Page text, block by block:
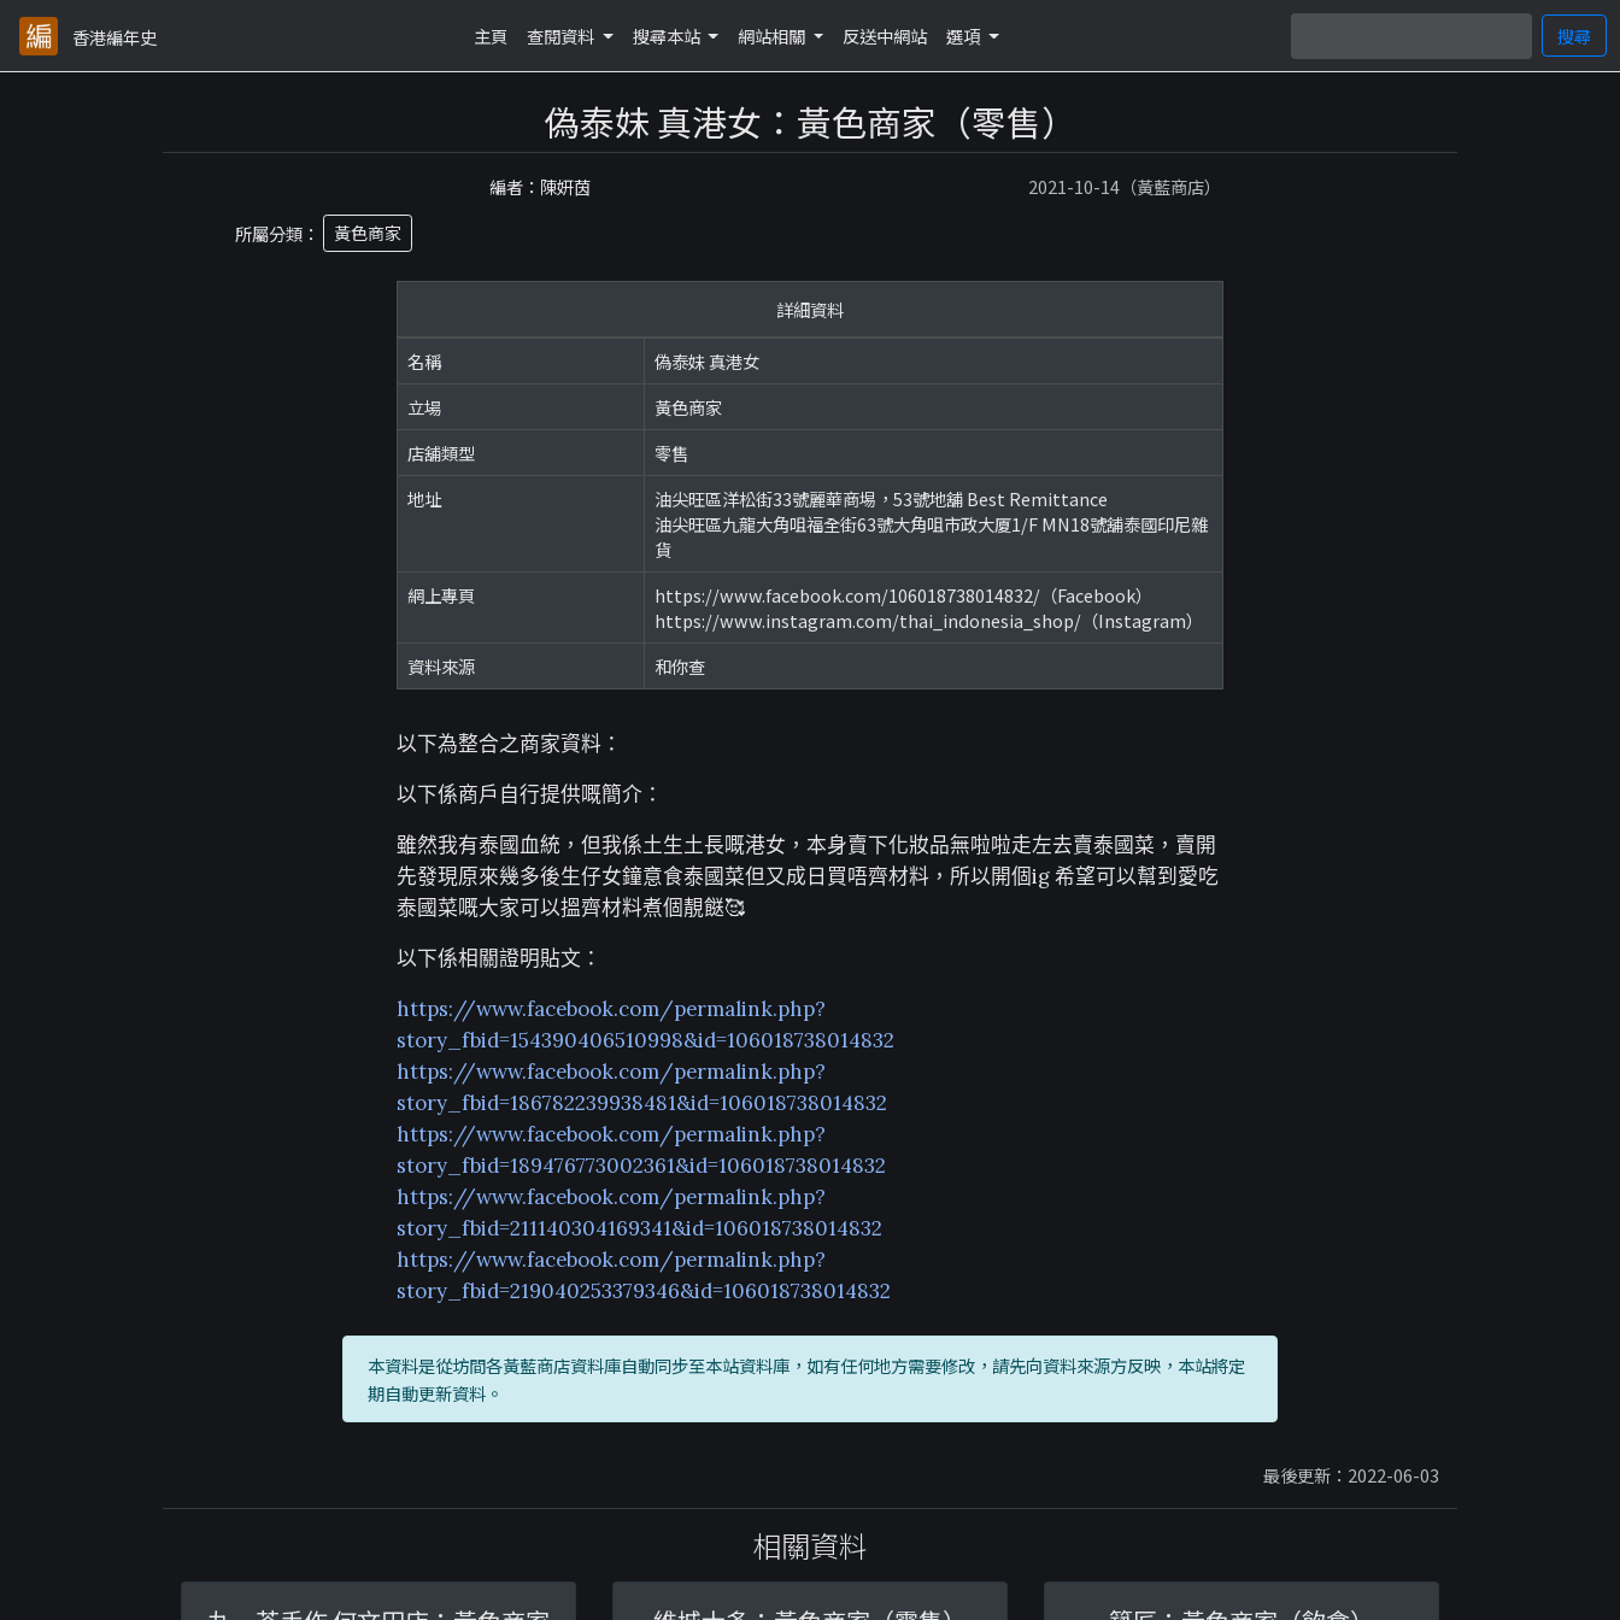
香港編年史 主頁 查閱資料 搜尋本站 網站相關 反送中網站 選項 搜尋
偽泰妹 真港女：黃色商家（零售）
編者：陳妍茵
2021-10-14（黃藍商店）
所屬分類：
黃色商家
詳細資料
名稱
偽泰妹 真港女
立場
黃色商家
店舖類型
零售
地址
油尖旺區洋松街33號麗華商埸，53號地舖 Best Remittance
油尖旺區九龍大角咀福全街63號大角咀市政大厦1/F MN18號舖泰國印尼雜
貨
網上專頁
https://www.facebook.com/106018738014832/（Facebook）
https://www.instagram.com/thai_indonesia_shop/（Instagram）
資料來源
和你查
以下為整合之商家資料：
以下係商戶自行提供嘅簡介：
雖然我有泰國血統，但我係土生土長嘅港女，本身賣下化妝品無啦啦走左去賣泰國菜，賣開
先發現原來幾多後生仔女鐘意食泰國菜但又成日買唔齊材料，所以開個ig 希望可以幫到愛吃
泰國菜嘅大家可以搵齊材料煮個靚餸🥰
以下係相關證明貼文：
https://www.facebook.com/permalink.php?
story_fbid=154390406510998&id=106018738014832
https://www.facebook.com/permalink.php?
story_fbid=186782239938481&id=106018738014832
https://www.facebook.com/permalink.php?
story_fbid=189476773002361&id=106018738014832
https://www.facebook.com/permalink.php?
story_fbid=211140304169341&id=106018738014832
https://www.facebook.com/permalink.php?
story_fbid=219040253379346&id=106018738014832
本資料是從坊間各黃藍商店資料庫自動同步至本站資料庫，如有任何地方需要修改，請先向資料來源方反映，本站將定
期自動更新資料。
最後更新：2022-06-03
相關資料